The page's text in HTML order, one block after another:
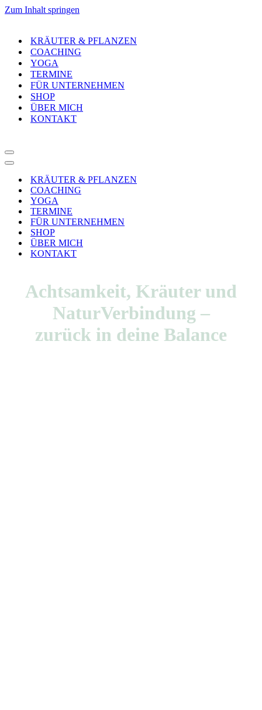
Zum Inhalt springen
KRÄUTER & PFLANZEN
COACHING
YOGA
TERMINE
FÜR UNTERNEHMEN
SHOP
ÜBER MICH
KONTAKT
Navigationsmenü
Navigationsmenü
KRÄUTER & PFLANZEN
COACHING
YOGA
TERMINE
FÜR UNTERNEHMEN
SHOP
ÜBER MICH
KONTAKT
Achtsamkeit, Kräuter und
NaturVerbindung –
zurück in deine Balance